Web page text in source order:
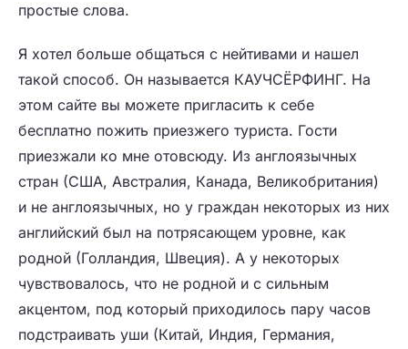
простые слова.
Я хотел больше общаться с нейтивами и нашел
такой способ. Он называется КАУЧСЁРФИНГ. На
этом сайте вы можете пригласить к себе
бесплатно пожить приезжего туриста. Гости
приезжали ко мне отовсюду. Из англоязычных
стран (США, Австралия, Канада, Великобритания)
и не англоязычных, но у граждан некоторых из них
английский был на потрясающем уровне, как
родной (Голландия, Швеция). А у некоторых
чувствовалось, что не родной и с сильным
акцентом, под который приходилось пару часов
подстраивать уши (Китай, Индия, Германия,